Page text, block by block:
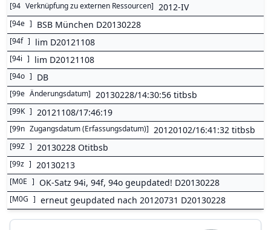
[94 Verknüpfung zu externen Ressourcen] 2012-IV
[94e ] BSB München D20130228
[94f ] lim D20121108
[94i ] lim D20121108
[94o ] DB
[99e Änderungsdatum] 20130228/14:30:56 titbsb
[99K ] 20121108/17:46:19
[99n Zugangsdatum (Erfassungsdatum)] 20120102/16:41:32 titbsb
[99Z ] 20130228 Otitbsb
[99z ] 20130213
[M0E ] OK-Satz 94i, 94f, 94o geupdated! D20130228
[M0G ] erneut geupdated nach 20120731 D20130228